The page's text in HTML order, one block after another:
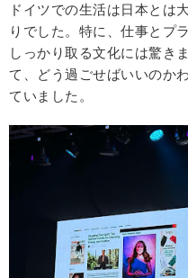
ドイツでの生活は日本とは
りでした。特に、仕事とプ
しっかり取る文化には驚き
て、どう過ごせばいいのか
ていました。